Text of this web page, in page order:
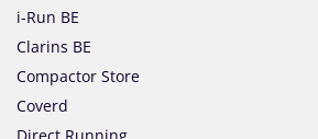
i-Run BE
Clarins BE
Compactor Store
Coverd